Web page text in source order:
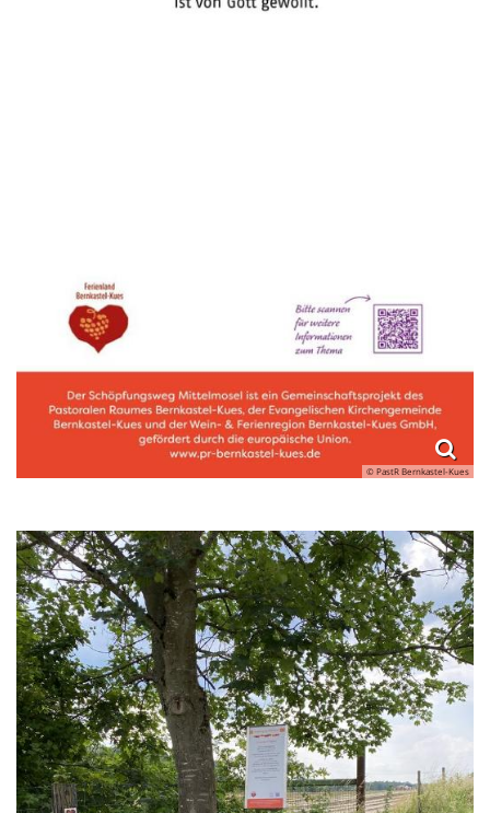
© PastR Bernkastel-Kues